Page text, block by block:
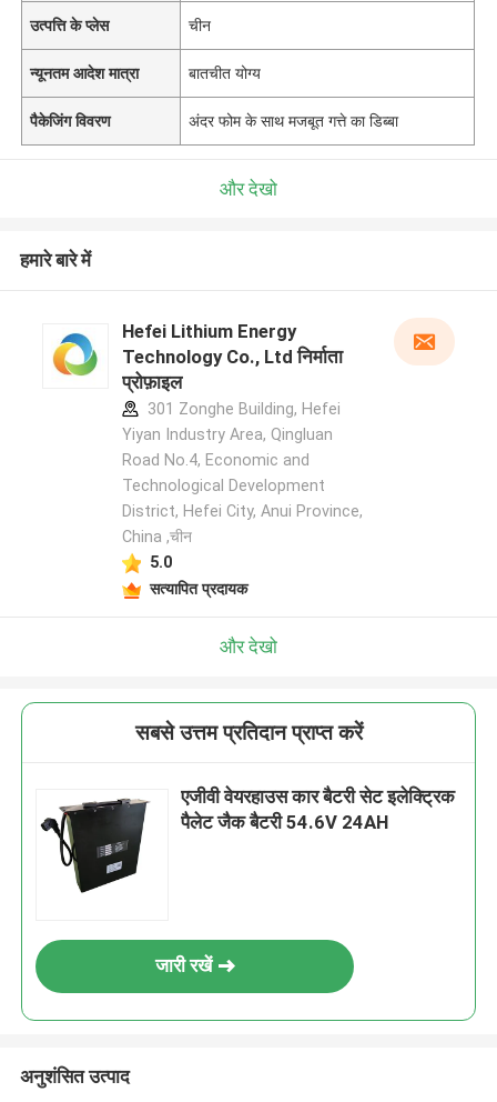
उत्पत्ति के प्लेस चीन
न्यूनतम आदेश मात्रा बातचीत योग्य
पैकेजिंग विवरण अंदर फोम के साथ मजबूत गत्ते का डिब्बा
और देखो
हमारे बारे में
Hefei Lithium Energy
Technology Co., Ltd निर्माता
प्रोफ़ाइल
301 Zonghe Building, Hefei
Yiyan Industry Area, Qingluan
Road No.4, Economic and
Technological Development
District, Hefei City, Anui Province,
China ,चीन
5.0
सत्यापित प्रदायक
और देखो
सबसे उत्तम प्रतिदान प्राप्त करें
एजीवी वेयरहाउस कार बैटरी सेट इलेक्ट्रिक
पैलेट जैक बैटरी 54.6V 24AH
जारी रखें
अनुशंसित उत्पाद